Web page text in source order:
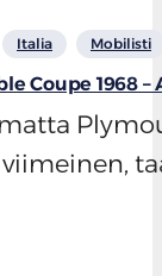
Italia Mobilisti
Coupe 1968